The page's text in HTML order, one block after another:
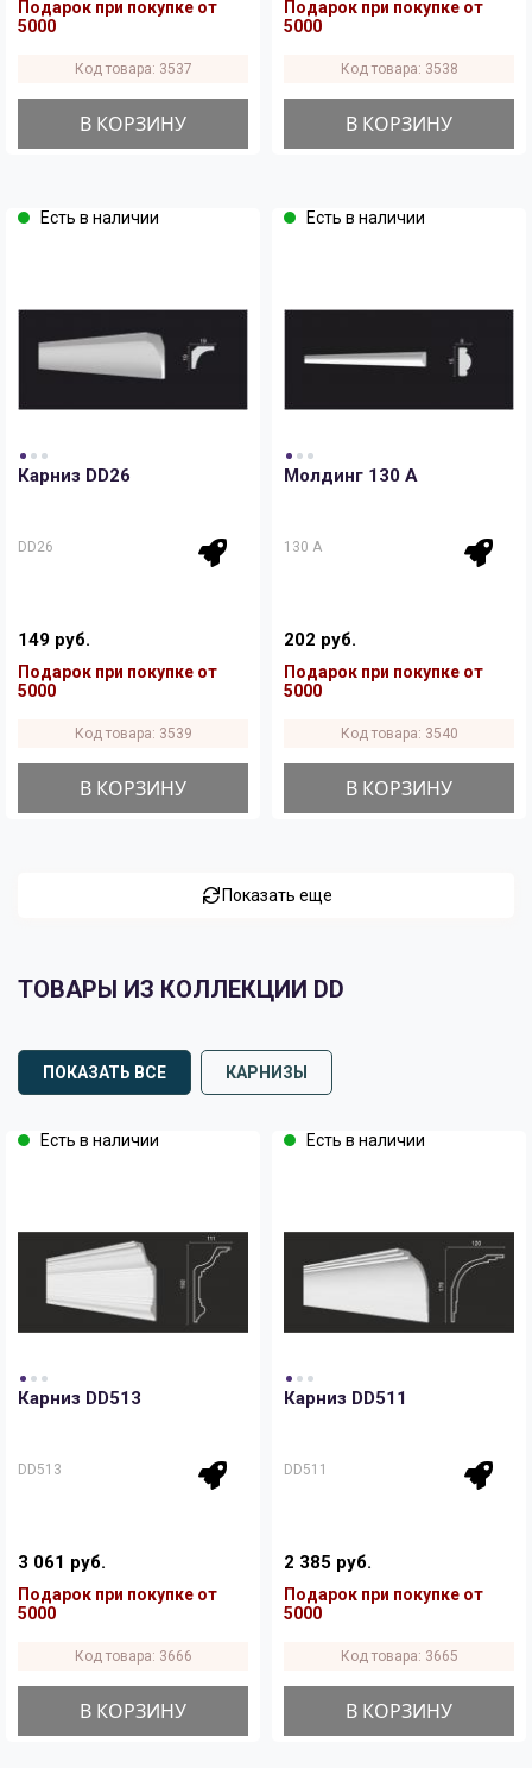
Подарок при покупке от
5000
Код товара: 3537
В КОРЗИНУ
Подарок при покупке от
5000
Код товара: 3538
В КОРЗИНУ
Есть в наличии
Карниз DD26
DD26
149 руб.
Подарок при покупке от
5000
Код товара: 3539
В КОРЗИНУ
Есть в наличии
Молдинг 130 A
130 A
202 руб.
Подарок при покупке от
5000
Код товара: 3540
В КОРЗИНУ
Показать еще
ТОВАРЫ ИЗ КОЛЛЕКЦИИ DD
ПОКАЗАТЬ ВСЕ КАРНИЗЫ
Есть в наличии
Карниз DD513
DD513
3 061 руб.
Подарок при покупке от
5000
Код товара: 3666
В КОРЗИНУ
Есть в наличии
Карниз DD511
DD511
2 385 руб.
Подарок при покупке от
5000
Код товара: 3665
В КОРЗИНУ